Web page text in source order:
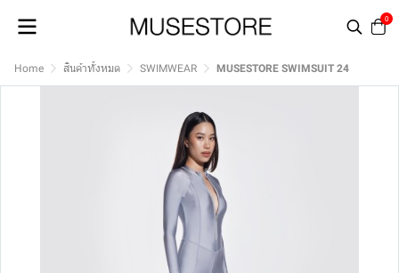
0
Home สินค้าทั้งหมด SWIMWEAR MUSESTORE SWIMSUIT 24